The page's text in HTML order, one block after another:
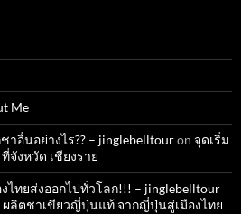
Me
อื่นอย่างไร?? – jinglebelltouron จุดเริ่ม
งหวัด เชียงราย
ทยส่งออกไปทั่วโลก!!! – jinglebelltour
ผลิตชาเขียวญี่ปุ่นแท้ จากญี่ปุ่นสู่เมืองไทย